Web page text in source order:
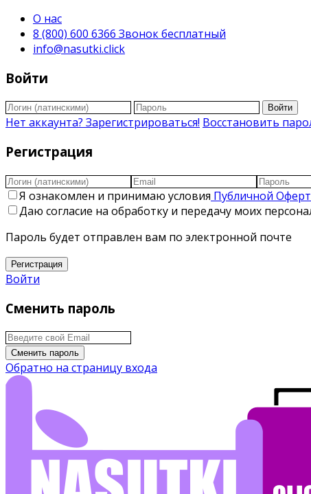
О нас
8 (800) 600 6366 Звонок бесплатный
info@nasutki.click
Войти
Войти
Нет аккаунта? Зарегистрироваться! Восстановить
Регистрация
Я ознакомлен и принимаю условия Публичной
Даю согласие на обработку и передачу моих
Пароль будет отправлен вам по электронной почте
Регистрация
Войти
Сменить пароль
Сменить пароль
Обратно на страницу входа